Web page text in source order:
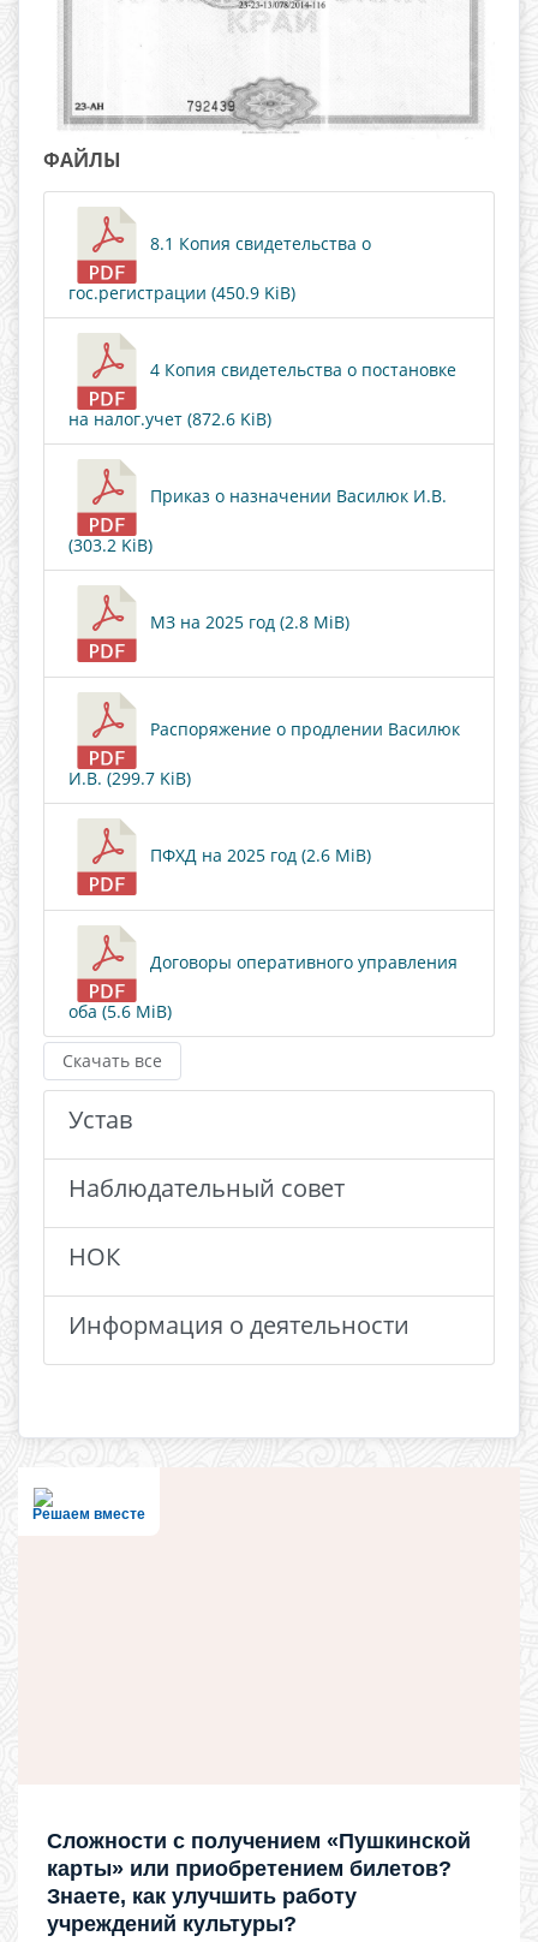
ФАЙЛЫ
8.1 Копия свидетельства о
гос.регистрации (450.9 KiB)
4 Копия свидетельства о постановке
на налог.учет (872.6 KiB)
Приказ о назначении Василюк И.В.
(303.2 KiB)
МЗ на 2025 год (2.8 MiB)
Распоряжение о продлении Василюк
И.В. (299.7 KiB)
ПФХД на 2025 год (2.6 MiB)
Договоры оперативного управления
оба (5.6 MiB)
Скачать все
Устав
Наблюдательный совет
НОК
Информация о деятельности
Решаем вместе
Сложности с получением «Пушкинской
карты» или приобретением билетов?
Знаете, как улучшить работу
учреждений культуры?